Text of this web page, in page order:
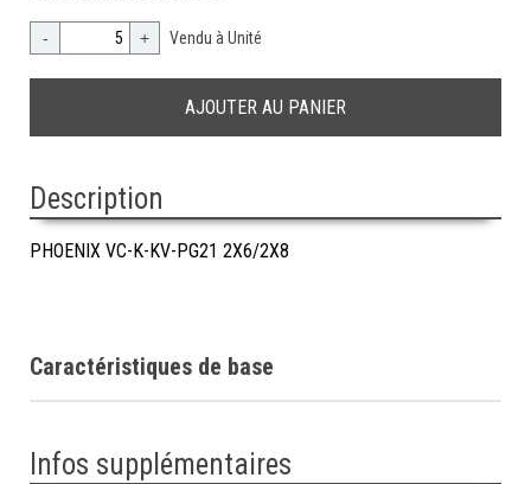
- + Vendu à Unité
Description
PHOENIX VC-K-KV-PG21 2X6/2X8
Caractéristiques de base
Infos supplémentaires